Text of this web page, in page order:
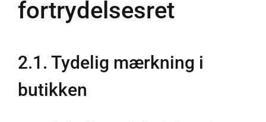
fortrydelsesret
2.1. Tydelig mærkning i
butikken